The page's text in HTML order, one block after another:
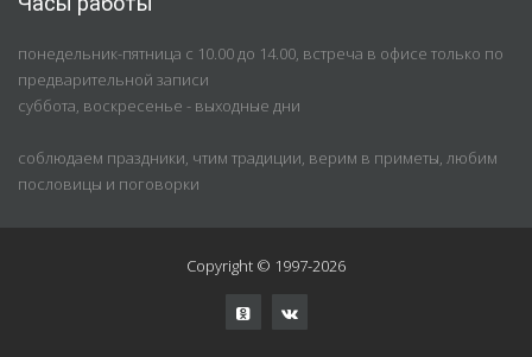
понедельник-пятница с 10.00 до 14.00, встреча в офисе только по
предварительной записи
суббота, воскресенье - выходные дни
соблюдаем праздники, чтим традиции, верим в приметы, любим
пословицы и поговорки
Copyright © 1997-2026